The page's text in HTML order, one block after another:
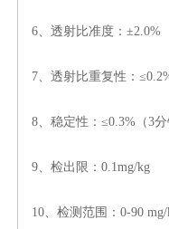
6、透射比准度： ±2.0%
7、透射比重复性：
8、稳定性： ≤0.3% （3
9、检出限： 0.1mg/kg
10、检测范围： 0-90